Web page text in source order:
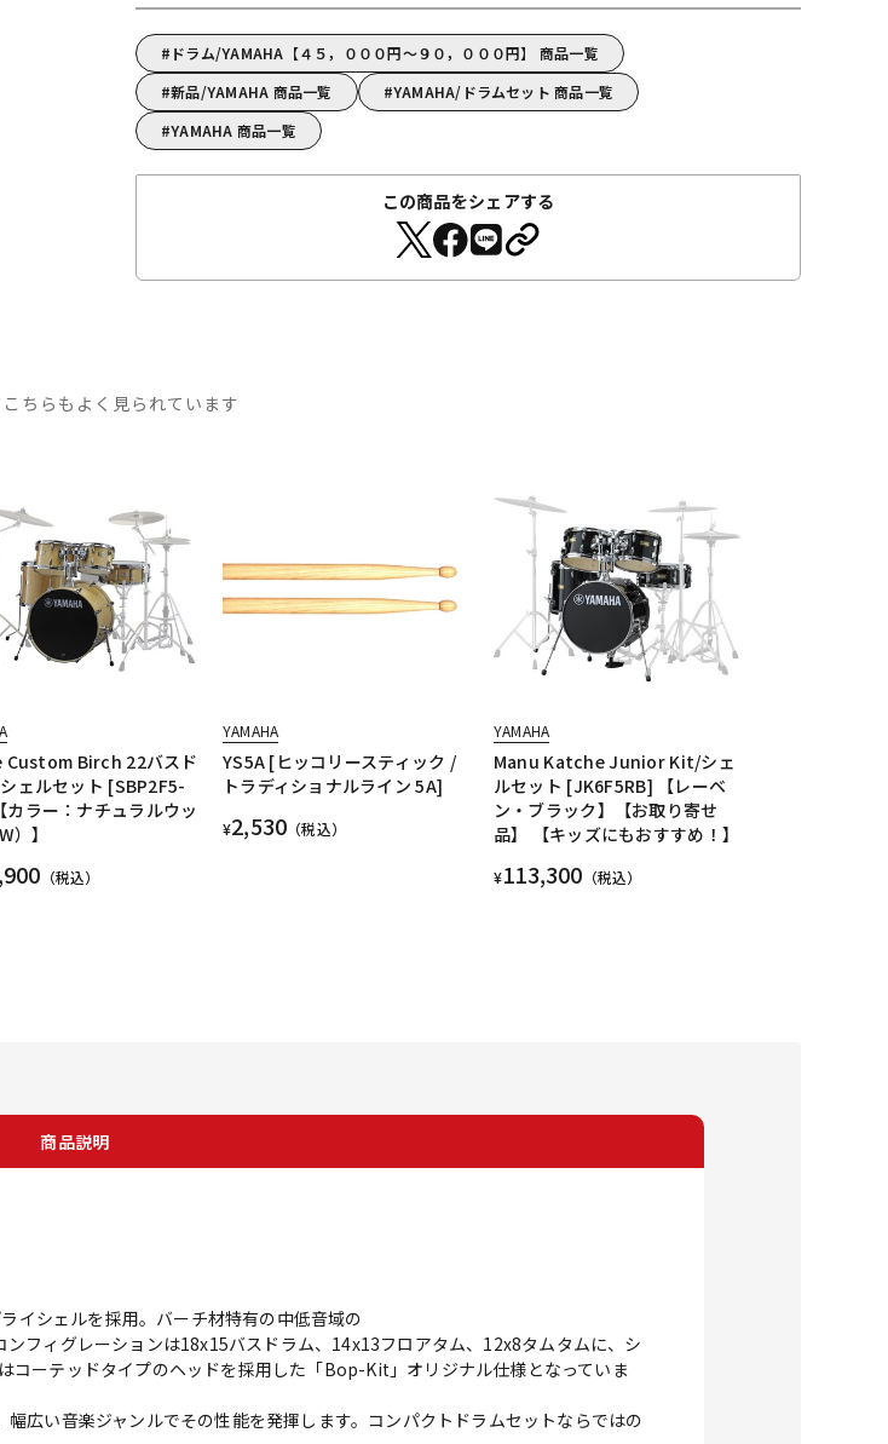
ドラム/YAMAHA【４５，０００円～９０，０００円】 商品一覧
新品/YAMAHA 商品一覧
YAMAHA/ドラムセット 商品一覧
YAMAHA 商品一覧
この商品をシェアする
こちらもよく見られています
Birch 22バスド
ェルセット [SBP2F5-
カラー：ナチュラルウッ
）】
（税込）
YAMAHA
YS5A [ヒッコリースティック /
トラディショナルライン 5A]
¥2,530 （税込）
YAMAHA
Manu Katche Junior Kit/シェ
ルセット [JK6F5RB] 【レーベ
ン・ブラック】【お取り寄せ
品】 【キッズにもおすすめ！】
¥113,300 （税込）
商品説明
イシェルを採用。バーチ材特有の中低音域の
フィグレーションは18x15バスドラム、14x13フロアタム、12x8タムタムに、シ
コーテッドタイプのヘッドを採用した「Bop-Kit」オリジナル仕様となっていま
広い音楽ジャンルでその性能を発揮します。コンパクトドラムセットならではの